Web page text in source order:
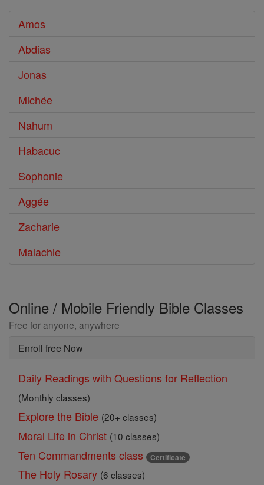
Amos
Abdias
Jonas
Michée
Nahum
Habacuc
Sophonie
Aggée
Zacharie
Malachie
Online / Mobile Friendly Bible Classes
Free for anyone, anywhere
Enroll free Now
Daily Readings with Questions for Reflection
(Monthly classes)
Explore the Bible (20+ classes)
Moral Life in Christ (10 classes)
Ten Commandments class Certificate
The Holy Rosary (6 classes)